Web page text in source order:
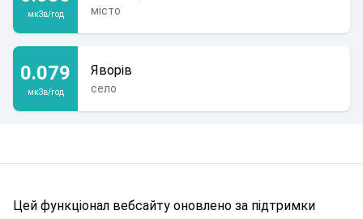
мкЗв/год місто
0.079
мкЗв/год
Яворів
село
Цей функціонал вебсайту оновлено за підтримки